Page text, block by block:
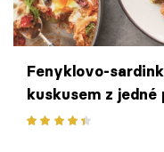
Fenyklovo-
kuskusem z jedné
Jamieho Olivera